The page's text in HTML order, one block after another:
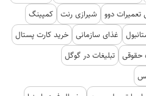
تعمیرات دوو شیرازی رنت کمپینگ
غذای سازمانی خرید کارت پستال
حقوقی تبلیغات در گوگل